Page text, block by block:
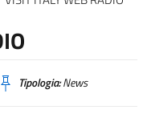
Tipologia:News